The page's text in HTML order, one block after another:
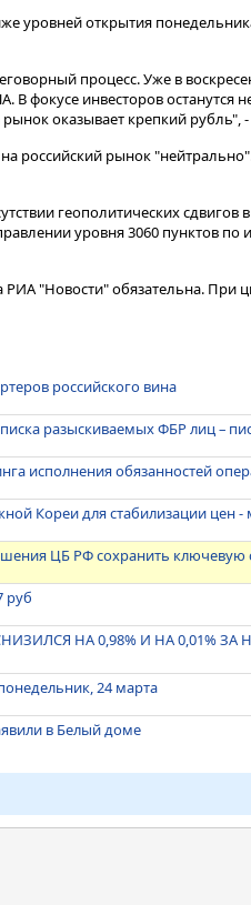
уровней открытия
процесс. Уже в
В фокусе инвесторов останутся
оказывает крепкий рубль",
российский рынок
геополитических
уровня 3060 пунктов по
"Новости" обязательна. При
российского вина
разыскиваемых ФБР лиц –
исполнения обязанностей
Кореи для стабилизации цен -
ЦБ РФ сохранить ключевую
руб
НА 0,98% И НА 0,01% ЗА
24 марта
в Белый доме